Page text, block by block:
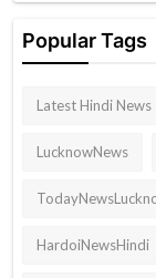
Popular Tags
Latest Hindi News
LucknowNews
HardoiNewsHindi